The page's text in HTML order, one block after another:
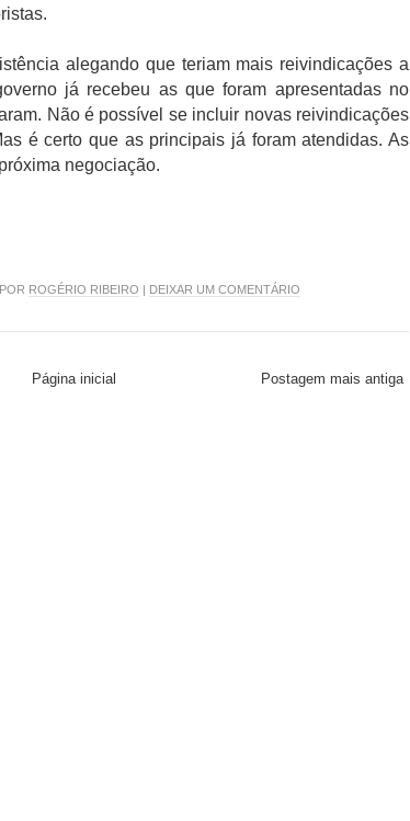
alegando que teriam mais reivindicações a
já recebeu as que foram apresentadas no
Não é possível se incluir novas reivindicações
é certo que as principais já foram atendidas. As
negociação.
ROGÉRIO RIBEIRO | DEIXAR UM COMENTÁRIO
Postagem mais antiga
Página inicial